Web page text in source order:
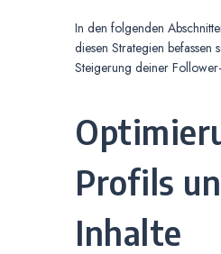
In den folgenden
diesen Strategien befassen
Steigerung deiner
Profils
Inhalte